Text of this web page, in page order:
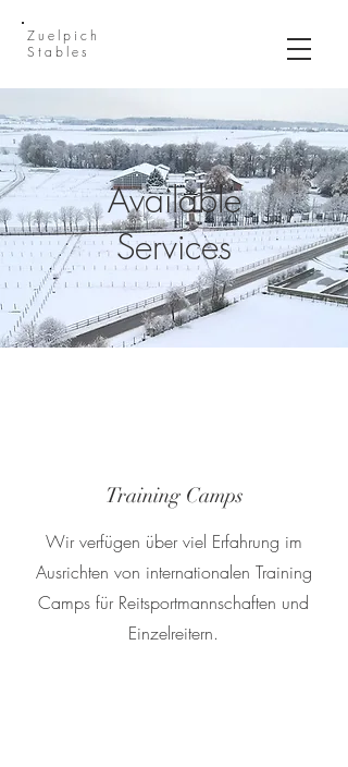
Zuelpich
Stables
Available
Services
Training Camps
Wir verfügen über viel Erfahrung im
Ausrichten von internationalen Training
Camps für Reitsportmannschaften und
Einzelreitern.